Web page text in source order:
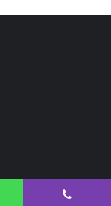
across the